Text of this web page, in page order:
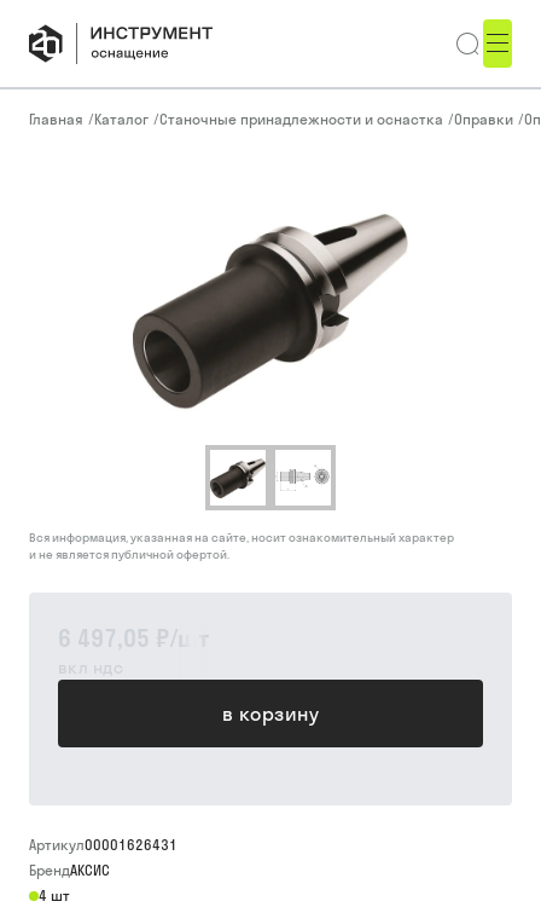
Главная /Каталог /Станочные принадлежности и оснастка /Оправки /
6 497,05 ₽/ шт
вкл ндс
в корзину
Вся информация, указанная на сайте, носит ознакомительный характер
и не является публичной офертой.
Артикул00001626431
БрендАКСИС
4 шт